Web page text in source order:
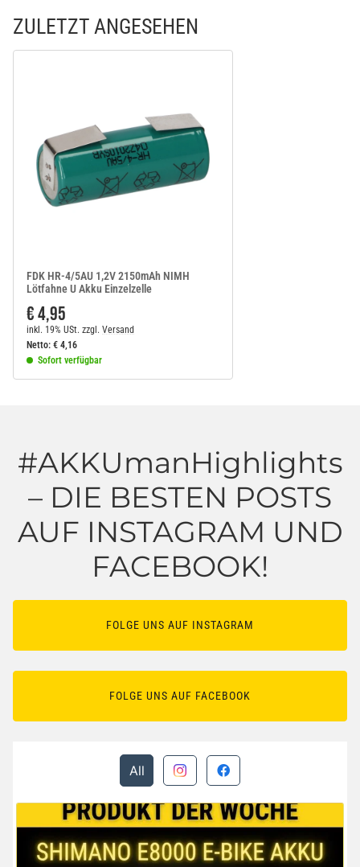
ZULETZT ANGESEHEN
FDK HR-4/5AU 1,2V 2150mAh NIMH
Lötfahne U Akku Einzelzelle
€ 4,95
inkl. 19% USt. zzgl. Versand
Netto: € 4,16
Sofort verfügbar
#AKKUmanHighlights
– DIE BESTEN POSTS
AUF INSTAGRAM UND
FACEBOOK!
FOLGE UNS AUF INSTAGRAM
FOLGE UNS AUF FACEBOOK